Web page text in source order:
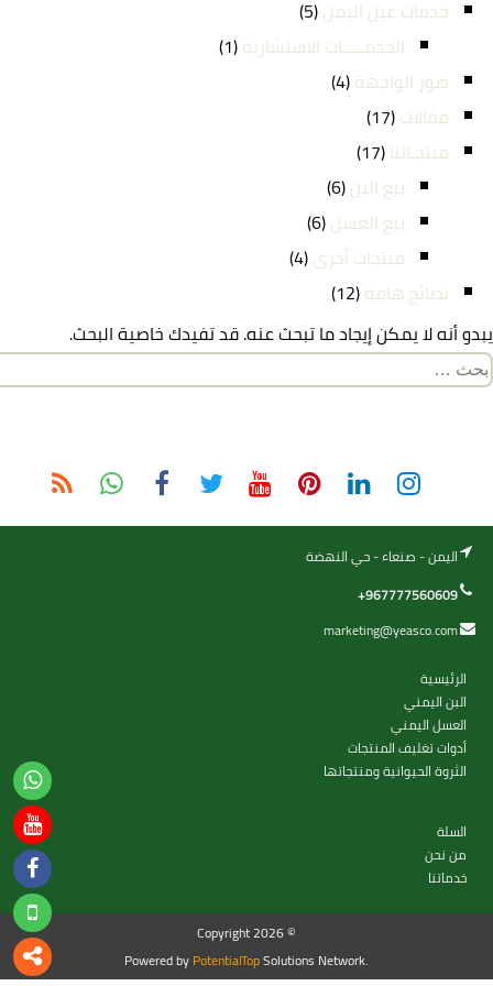
خدمات عين اليمن(5)
الخدمـــــات الاستشارية(1)
صور الواجهة(4)
مقالات(17)
منتجـاتنا (17)
بيع البن(6)
بيع العسل(6)
منتجات أخرى(4)
نصائح هامة(12)
يبدو أنه لا يمكن إيجاد ما تبحث عنه. قد تفيدك خاصية البحث.
البحث
اليمن - صنعاء - حي النهضة
+967777560609
marketing@yeasco.com
الرئيسية
البن اليمني
العسل اليمني
أدوات تغليف المنتجات
الثروة الحيوانية ومنتجاتها
السلة
من نحن
خدماتنا
Copyright 2026 ©
Powered byPotentialTopSolutions Network.